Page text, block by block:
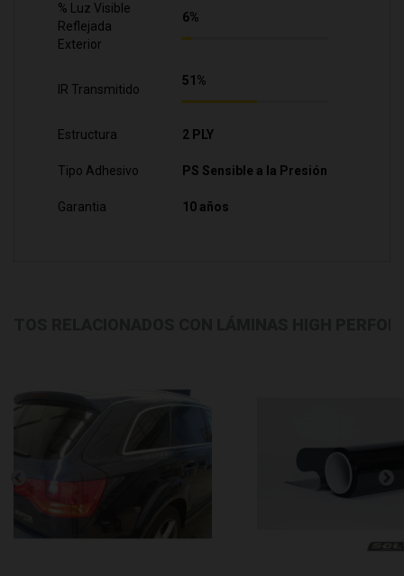
% Luz Visible
Reflejada
Exterior
6%
IR Transmitido
51%
Estructura 2 PLY
Tipo Adhesivo PS Sensible a la Presión
Garantia 10 años